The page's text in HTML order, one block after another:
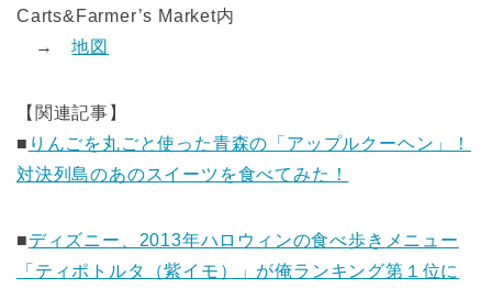
Carts&Farmer’s Market内
→地図
【関連記事】
■ りんごを丸ごと使った青森の「アップルクーヘン」！
対決列島のあのスイーツを食べてみた！
■ディズニー、2013年ハロウィンの食べ歩きメニュー
「ティポトルタ（紫イモ）」が俺ランキング第１位に